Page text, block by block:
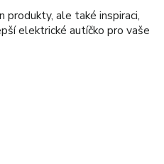
produkty, ale také inspiraci,
elektrické autíčko pro vaše